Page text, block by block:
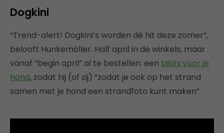
Dogkini
“Trend-alert! Dogkini’s worden dé hit deze zomer”,
belooft Hunkemöller. Half april in de winkels, maar
vanaf “begin april” al te bestellen: een bikini voor je
hond, zodat hij (of zij) “zodat je ook op het strand
samen met je hond een strandfoto kunt maken”.